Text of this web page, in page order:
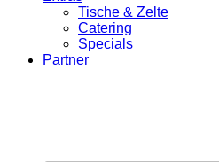
Tische & Zelte
Catering
Specials
Partner